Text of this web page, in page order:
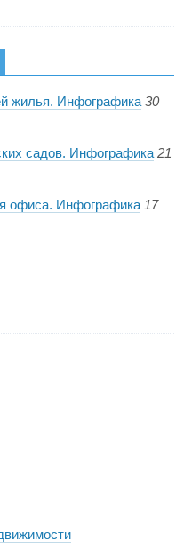
жилья. Инфографика 30
садов. Инфографика 21
офиса. Инфографика 17